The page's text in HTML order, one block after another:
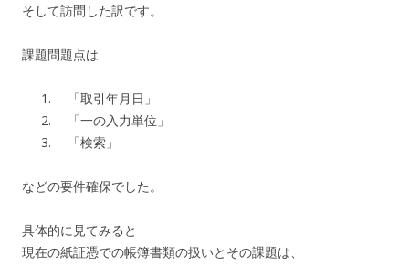
そして訪問した訳です。
課題問題点は
「取引年月日」
「一の入力単位」
「検索」
などの要件確保でした。
具体的に見てみると
現在の紙証憑での帳簿書類の扱いとその課題は、